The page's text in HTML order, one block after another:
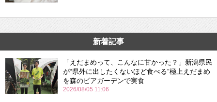
新着記事
「えだまめって、こんなに甘かった？」新潟県民
が“県外に出したくないほど食べる”極上えだまめ
を森のビアガーデンで実食
2026/08/05 11:06